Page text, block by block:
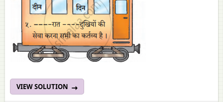
VIEW SOLUTION